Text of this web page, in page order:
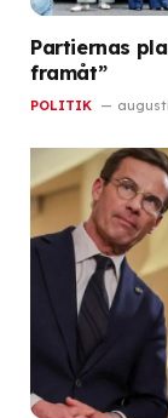
Partiernas
framåt”
POLITIK